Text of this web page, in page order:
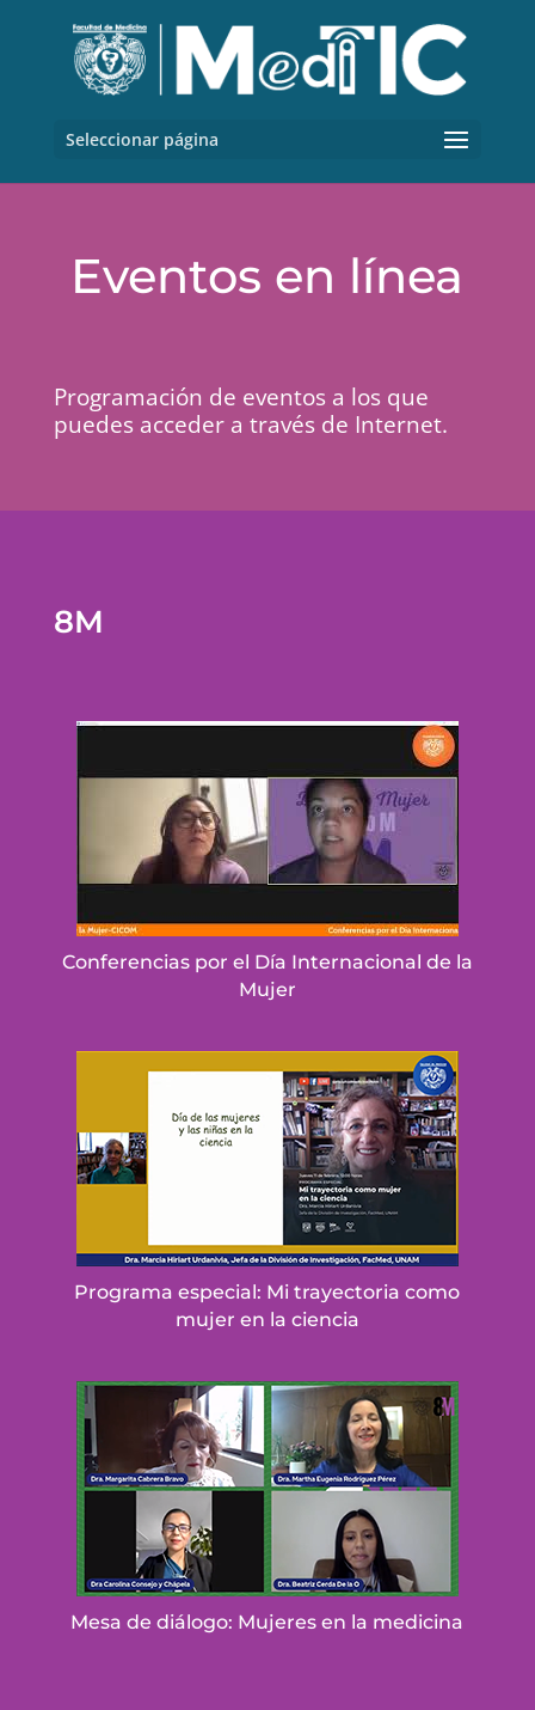
Seleccionar página
Eventos en línea
Programación de eventos a los que
puedes acceder a través de Internet.
8M
Conferencias por el Día Internacional de la
Mujer
Programa especial: Mi trayectoria como
mujer en la ciencia
Mesa de diálogo: Mujeres en la medicina